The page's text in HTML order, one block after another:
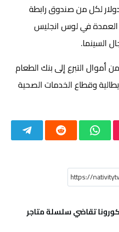
توجيه 250 ألف دولار لكل من صندوق رابطة
العمدة في لوس انجليس
السينما.
التبرع إلى بنك الطعام
وقطاع الخدمات الصحية
تقاضي سلسلة متاجر